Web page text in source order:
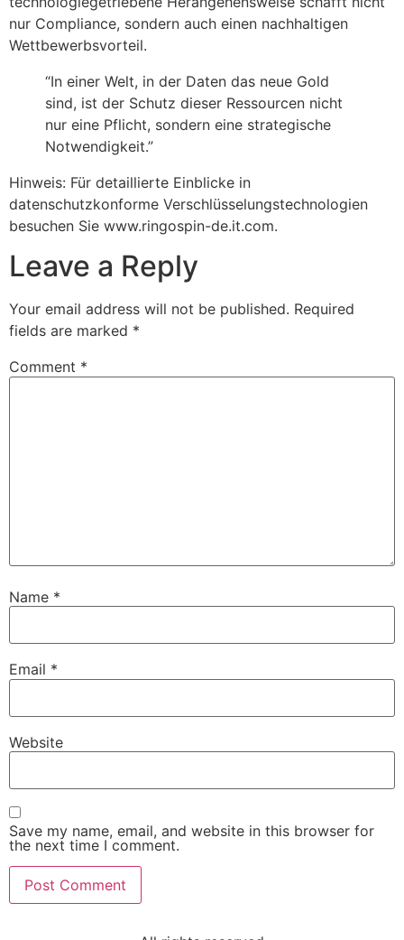
nur Compliance, sondern auch einen nachhaltigen
Wettbewerbsvorteil.
“In einer Welt, in der Daten das neue Gold
sind, ist der Schutz dieser Ressourcen nicht
nur eine Pflicht, sondern eine strategische
Notwendigkeit.”
Hinweis: Für detaillierte Einblicke in
datenschutzkonforme Verschlüsselungstechnologien
besuchen Sie www.ringospin-de.it.com.
Leave a Reply
Your email address will not be published. Required
fields are marked *
Comment *
Name *
Email *
Website
Save my name, email, and website in this browser for
the next time I comment.